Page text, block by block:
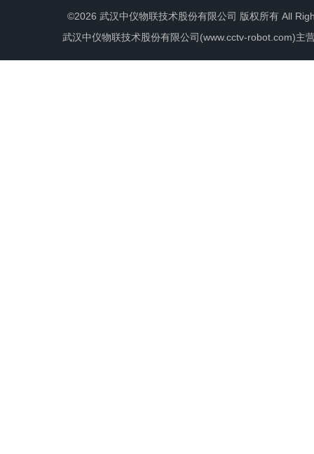
©2026 武汉中仪物联技术股份有限公司 版权所有 All
武汉中仪物联技术股份有限公司(www.cctv-robot.com)主